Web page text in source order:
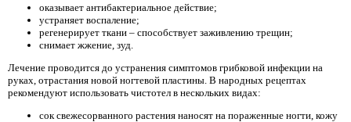
оказывает антибактериальное действие;
устраняет воспаление;
регенерирует ткани – способствует заживлению трещин;
снимает жжение, зуд.
Лечение проводится до устранения симптомов грибковой инфекции на
руках, отрастания новой ногтевой пластины. В народных рецептах
рекомендуют использовать чистотел в нескольких видах:
сок свежесорванного растения наносят на пораженные ногти, кожу